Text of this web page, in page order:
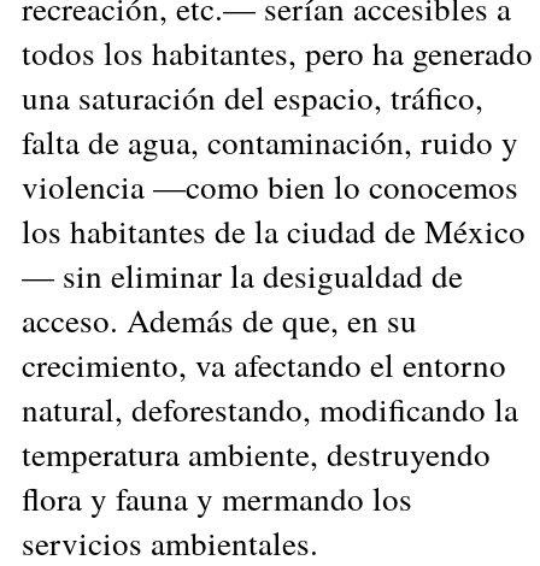
todos los habitantes, pero ha generado
una saturación del espacio, tráfico,
falta de agua, contaminación, ruido y
violencia —como bien lo conocemos
los habitantes de la ciudad de México
— sin eliminar la desigualdad de
acceso. Además de que, en su
crecimiento, va afectando el entorno
natural, deforestando, modificando la
temperatura ambiente, destruyendo
flora y fauna y mermando los
servicios ambientales.